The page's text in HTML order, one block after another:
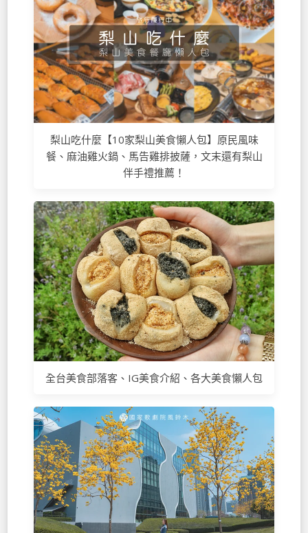
梨山吃什麼【10家梨山美食懶人包】原民風味
餐、麻油雞火鍋、馬告雞排披薩，文末還有梨山
伴手禮推薦！
全台美食部落客、IG美食介紹、各大美食懶人包